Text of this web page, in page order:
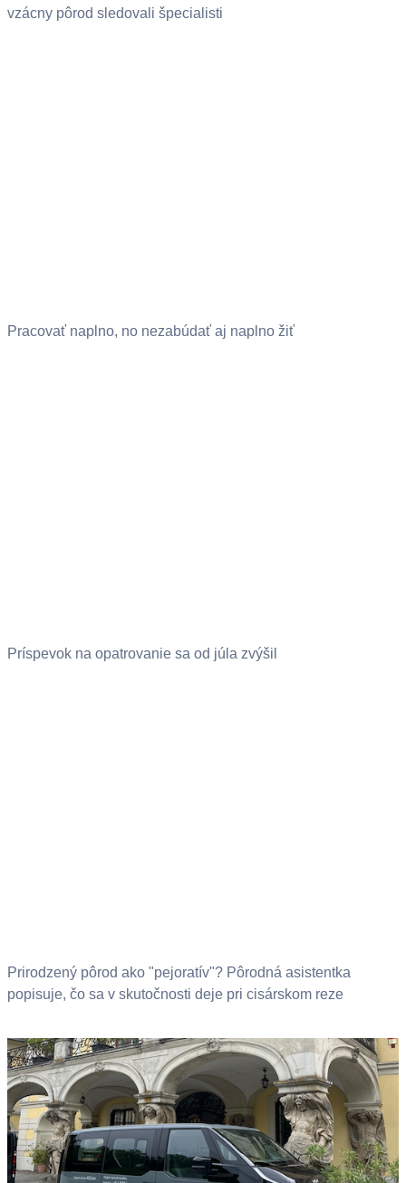
vzácny pôrod sledovali špecialisti
Pracovať naplno, no nezabúdať aj naplno žiť
Príspevok na opatrovanie sa od júla zvýšil
Prirodzený pôrod ako "pejoratív"? Pôrodná asistentka
popisuje, čo sa v skutočnosti deje pri cisárskom reze